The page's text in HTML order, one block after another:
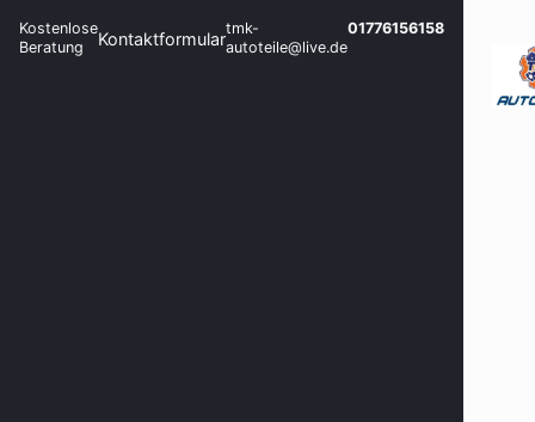
Kostenlose
Beratung
Kontaktformulartmk-
autoteile@live.de
01776156158